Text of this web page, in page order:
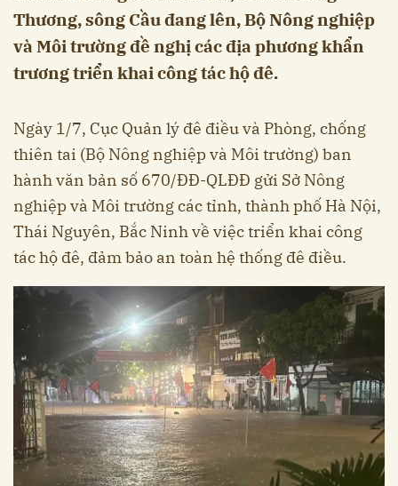
Thương, sông Cầu đang lên, Bộ Nông nghiệp
và Môi trường đề nghị các địa phương khẩn
trương triển khai công tác hộ đê.
Ngày 1/7, Cục Quản lý đê điều và Phòng, chống
thiên tai (Bộ Nông nghiệp và Môi trường) ban
hành văn bản số 670/ĐĐ-QLĐĐ gửi Sở Nông
nghiệp và Môi trường các tỉnh, thành phố Hà Nội,
Thái Nguyên, Bắc Ninh về việc triển khai công
tác hộ đê, đảm bảo an toàn hệ thống đê điều.